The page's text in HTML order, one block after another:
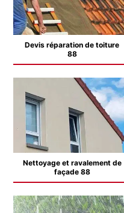
Devis réparation de toiture
88
Nettoyage et ravalement de
façade 88